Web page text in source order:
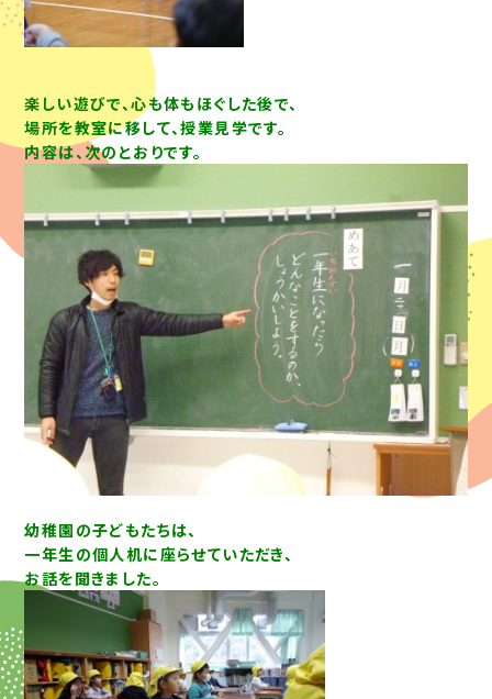
楽しい遊びで、心も体もほぐした後で、
場所を教室に移して、授業見学です。
内容は、次のとおりです。
幼稚園の子どもたちは、
一年生の個人机に座らせていただき、
お話を聞きました。